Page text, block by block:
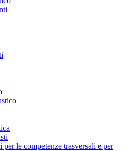
le competenze trasversali e per